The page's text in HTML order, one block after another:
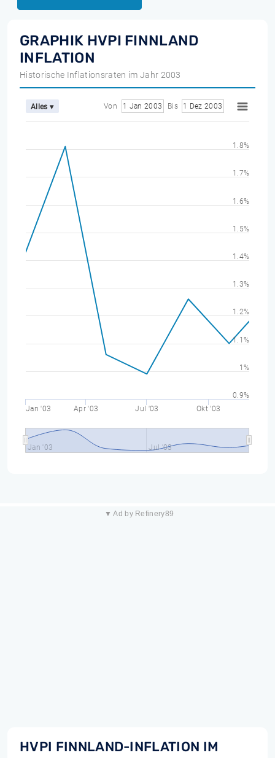
GRAPHIK HVPI FINNLAND
INFLATION
Historische Inflationsraten im Jahr 2003
Alles ▾ Von 1 Jan 2003 Bis 1 Dez 2003
Jan '03 Apr '03 Jul '03 Okt '03
Jan '03 Jul '03
0.9%
1%
1.1%
1.2%
1.3%
1.4%
1.5%
1.6%
1.7%
1.8%
▼ Ad by Refinery89
HVPI FINNLAND-INFLATION IM